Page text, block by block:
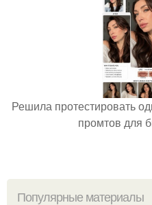
Решила протестировать
промтов для
Популярные материалы